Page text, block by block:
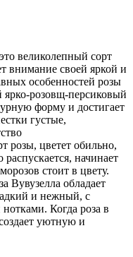
великолепный сорт
внимание своей яркой и
особенностей розы
ярко-розовщ-персиковый
форму и достигает
густые,
розы, цветет обильно,
начинает
стоит в цвету.
Вувузелла обладает
и нежный, с
Когда роза в
уютную и